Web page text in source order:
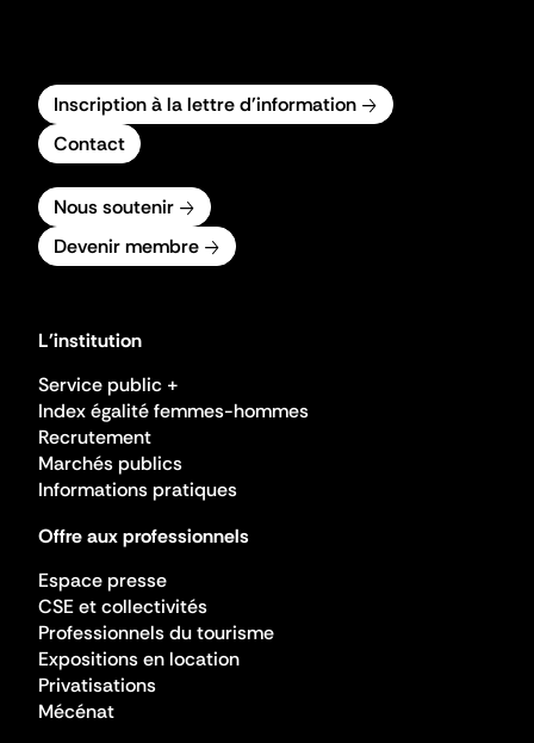
Inscription à la lettre d'information
Contact
Nous soutenir
Devenir membre
L'institution
Service public +
Index égalité femmes-hommes
Recrutement
Marchés publics
Informations pratiques
Offre aux professionnels
Espace presse
CSE et collectivités
Professionnels du tourisme
Expositions en location
Privatisations
Mécénat